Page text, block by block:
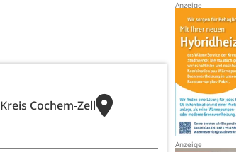
Kreis Cochem-Zell